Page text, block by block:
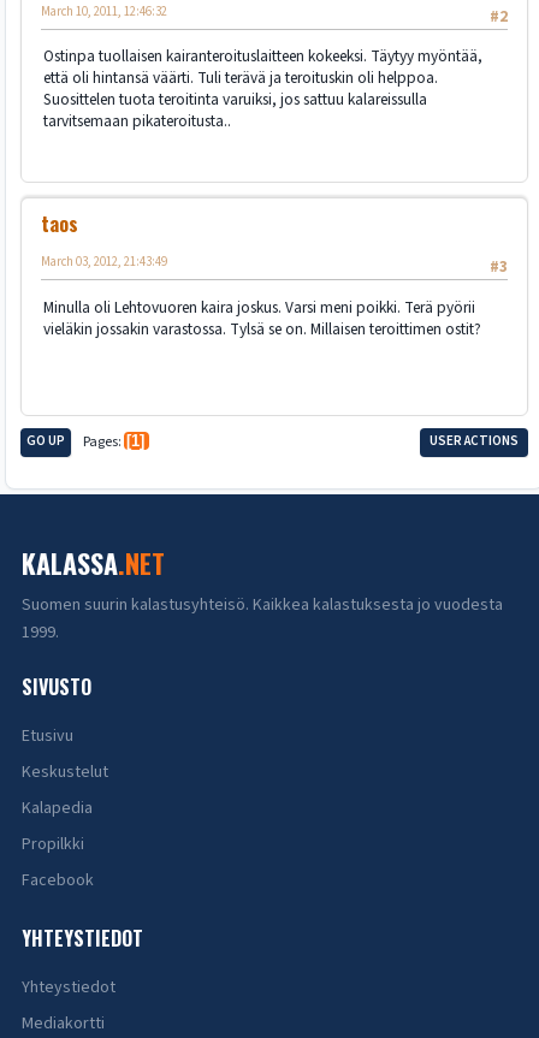
#2
March 10, 2011, 12:46:32
Ostinpa tuollaisen kairanteroituslaitteen kokeeksi. Täytyy myöntää,
että oli hintansä väärti. Tuli terävä ja teroituskin oli helppoa.
Suosittelen tuota teroitinta varuiksi, jos sattuu kalareissulla
tarvitsemaan pikateroitusta..
taos
#3
March 03, 2012, 21:43:49
Minulla oli Lehtovuoren kaira joskus. Varsi meni poikki. Terä pyörii
vieläkin jossakin varastossa. Tylsä se on. Millaisen teroittimen ostit?
GO UP Pages 1 USER ACTIONS
KALASSA.NET
Suomen suurin kalastusyhteisö. Kaikkea kalastuksesta jo vuodesta
1999.
SIVUSTO
Etusivu
Keskustelut
Kalapedia
Propilkki
Facebook
YHTEYSTIEDOT
Yhteystiedot
Mediakortti